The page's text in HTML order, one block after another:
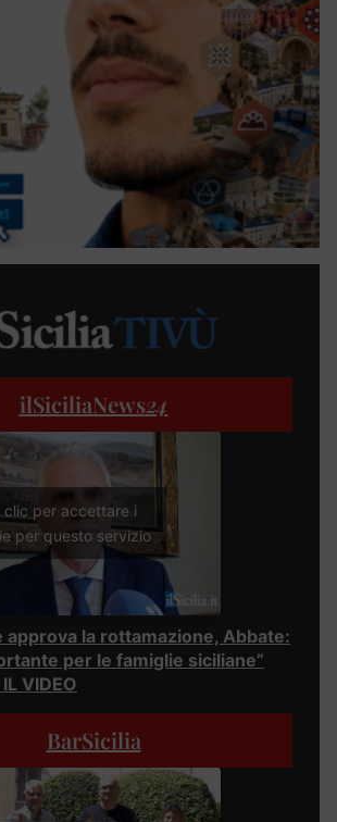
ilSiciliaNews24
clic per accettare i
per questo servizio
approva la rottamazione, Abbate:
per le famiglie siciliane”
VIDEO
BarSicilia